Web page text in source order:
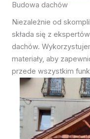
Budowa dachów
Niezależnie od
składa się z
dachów.
materiały, aby
przede wszystkim